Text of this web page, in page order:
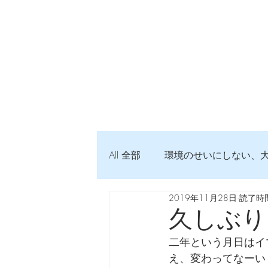
All 全部 環境のせいにしない、
弦交換の記録 DTM 始め
Imanjy Studio 使われているモノ
久しぶ
2019年11月28日 読了時
二年という月日はイ
え、変わってなーい